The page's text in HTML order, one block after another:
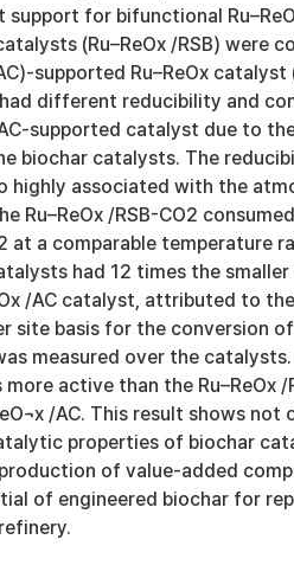
support for bifunctional
(Ru–ReOx /RSB) were
supported Ru–ReOx catalyst
different reducibility and
supported catalyst due to
biochar catalysts. The
highly associated with the
Ru–ReOx /RSB-CO2
at a comparable temperature
had 12 times the
/AC catalyst, attributed to
site basis for the conversion
measured over the
active than the Ru–ReOx
/AC. This result shows
properties of biochar
of value-added
of engineered biochar for